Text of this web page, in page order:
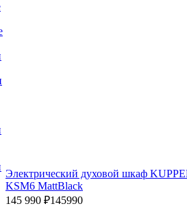
Электрический духовой шкаф
KSM6 MattBlack
145 990 ₽145990